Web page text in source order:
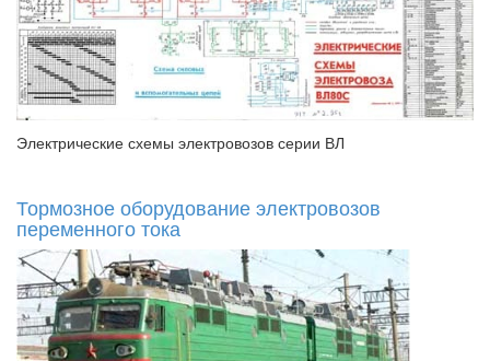
Электрические схемы электровозов серии ВЛ
Тормозное оборудование электровозов
переменного тока